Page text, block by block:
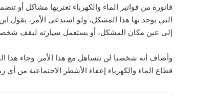
فاتورة من فواتير الماء والكهرباء تعتريها مشاكل أو
التي يوجد بها هذا المشكل، ولو استدعى الأمر،
إلى عين مكان المشكل، أو يستعمل سيارته ليقف
وأضاف أنه شخصيا لن يتساهل مع هذا الأمر. وجاء هذا
قطاع الماء والكهرباء إعفاء الأشطر الاجتماعية من أي